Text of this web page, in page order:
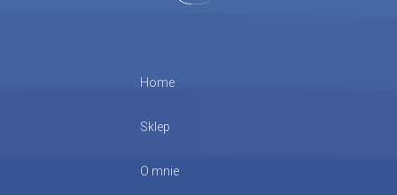
Home
Sklep
O mnie